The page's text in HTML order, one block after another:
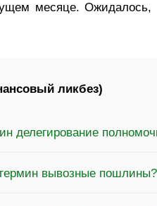
месяце. Ожидалось,
ликбез)
делегирование
вывозные пошлины?